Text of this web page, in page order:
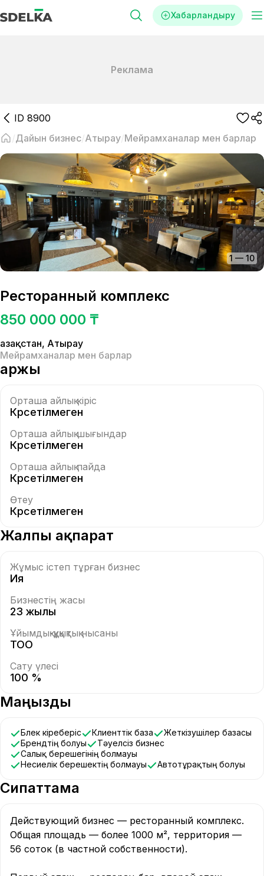
Хабарландыру
Реклама
ID 8900
Дайын бизнес Атырау Мейрамханалар мен барлар
1 — 10
Ресторанный комплекс
850 000 000 ₸
Қазақстан, Атырау
Мейрамханалар мен барлар
Қаржы
Орташа айлық кіріс
Көрсетілмеген
Орташа айлық шығындар
Көрсетілмеген
Орташа айлық пайда
Көрсетілмеген
Өтеу
Көрсетілмеген
Жалпы ақпарат
Жұмыс істеп тұрған бизнес
Ия
Бизнестің жасы
23 жылы
Ұйымдық-құқықтық нысаны
ТОО
Сату үлесі
100 %
Маңызды
Бөлек кіреберіс Клиенттік база
Жеткізушілер базасы
Брендтің болуы
Тәуелсіз бизнес
Салық берешегінің болмауы
Несиелік берешектің болмауы
Автотұрақтың болуы
Сипаттама
Действующий бизнес — ресторанный комплекс.
Общая площадь — более 1000 м², территория —
56 соток (в частной собственности).